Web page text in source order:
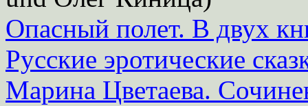
Опасный полет. В двух
Русские эротические
Марина Цветаева.